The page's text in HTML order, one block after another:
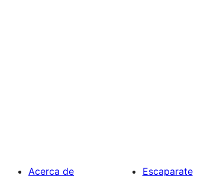
Acerca de
Escaparate